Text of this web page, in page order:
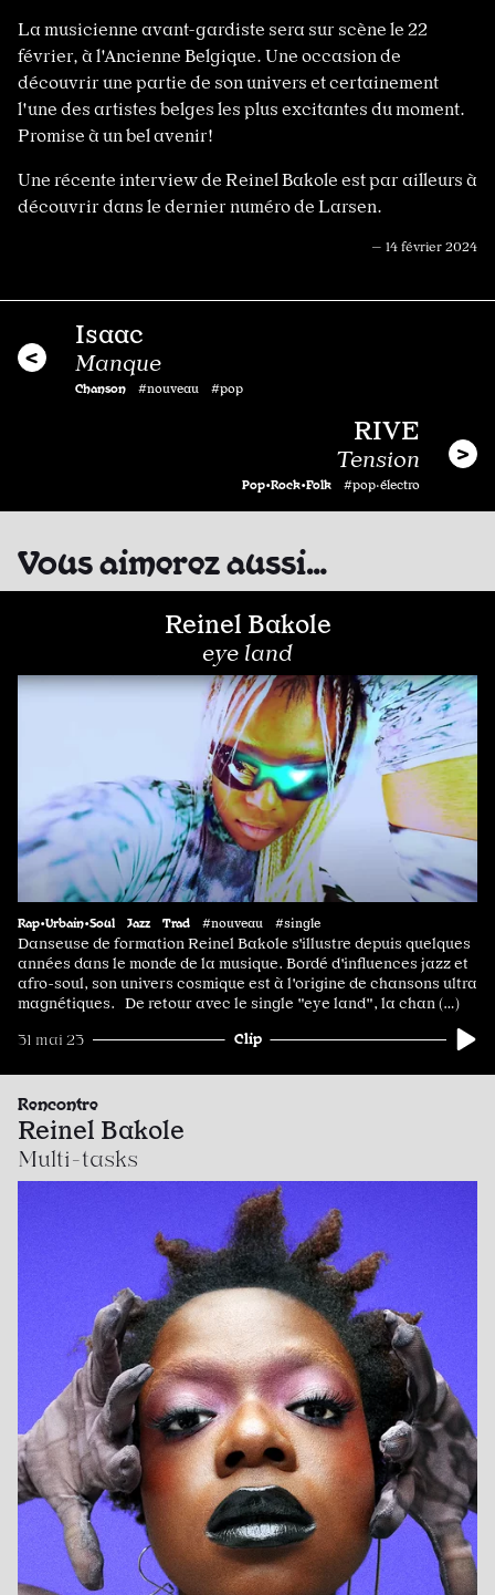
La musicienne avant-gardiste sera sur scène le 22
février, à l'Ancienne Belgique. Une occasion de
découvrir une partie de son univers et certainement
l'une des artistes belges les plus excitantes du moment.
Promise à un bel avenir!
Une récente interview de Reinel Bakole est par ailleurs à
découvrir dans le dernier numéro de Larsen.
— 14 février 2024
Isaac
Manque
Chanson #nouveau #pop
RIVE
Tension
Pop•Rock•Folk #pop·électro
Vous aimerez aussi…
Reinel Bakole
eye land
Rap•Urbain•Soul Jazz Trad #nouveau #single
Danseuse de formation Reinel Bakole s'illustre depuis quelques
années dans le monde de la musique. Bordé d'influences jazz et
afro-soul, son univers cosmique est à l'origine de chansons ultra
magnétiques. De retour avec le single "eye land", la chan (…)
31 mai 23 Clip
Rencontre
Reinel Bakole
Multi-tasks